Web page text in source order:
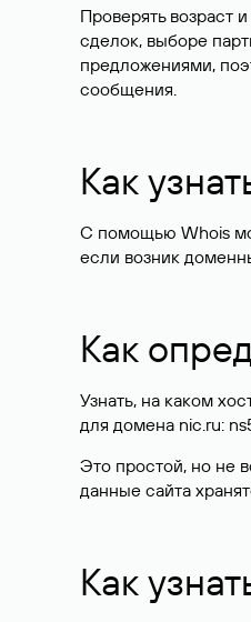
Проверять возраст
сделок, выборе
предложениями,
сообщения.
Как
С помощью Whois
если возник
Как
Узнать, на каком
для домена nic.ru:
Это простой, но не
данные сайта
Как